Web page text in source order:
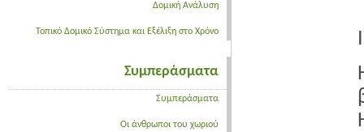
Δομική Ανάλυση
Τοπικό Δομικό Σύστημα και Εξέλιξη στο Χρόνο
Συμπεράσματα
Συμπεράσματα
Οι άνθρωποι του χωριού